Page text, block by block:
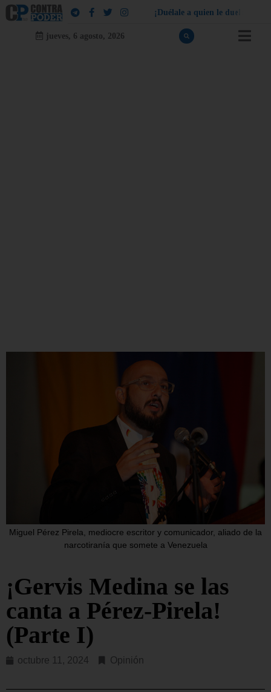
¡ Dué a e a quien e d ue
jueves, 6 agosto, 2026
Miguel Pérez Pirela, mediocre escritor y comunicador, aliado de la
narcotiranía que somete a Venezuela
¡Gervis Medina se las
canta a Pérez-Pirela!
(Parte I)
octubre 11, 2024 Opinión